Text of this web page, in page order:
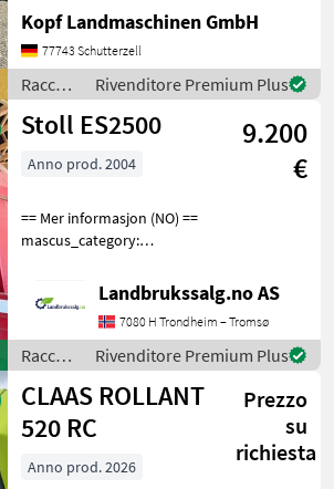
Typ Rotana 160V Combi
Baujahr 2026 40km/h Netz-
und Folienbindung,
integrierte Wickelein
Kopf Landmaschinen GmbH
77743 Schutterzell
Raccolta
mangimi
/ Fendt
Rivenditore Premium Plus
Stoll ES2500
9.200
€
Anno prod. 2004
== Mer informasjon (NO) ==
mascus_category:
provide reference number
upon request: 9506 See
en.landbrukssalg.no/9506
for more images Specif
Landbrukssalg.no AS
7080 H Trondheim – Tromsø
Raccolta
mangimi
/ Stoll
Rivenditore Premium Plus
CLAAS ROLLANT
520 RC
Prezzo
su
richiesta
Anno prod. 2026